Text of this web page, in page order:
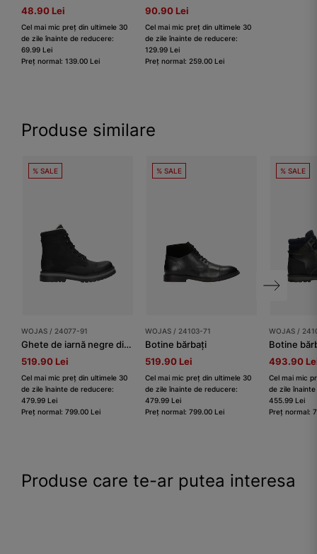
48.90 Lei
Cel mai mic preț din ultimele 30
de zile înainte de reducere:
69.99 Lei
Preț normal: 139.00 Lei
90.90 Lei
Cel mai mic preț din ultimele 30
de zile înainte de reducere:
129.99 Lei
Preț normal: 259.00 Lei
Produse similare
% SALE
WOJAS / 24077-91
Ghete de iarnă negre din piele crazy horse și nubuc bărbați
519.90 Lei
Cel mai mic preț din ultimele 30
de zile înainte de reducere:
479.99 Lei
Preț normal: 799.00 Lei
% SALE
WOJAS / 24103-71
Botine bărbați
519.90 Lei
Cel mai mic preț din ultimele 30
de zile înainte de reducere:
479.99 Lei
Preț normal: 799.00 Lei
% SALE
WOJAS /
Botine
493.90
Cel mai mic
de zile
455.99 Lei
Preț normal:
Produse care te-ar putea interesa